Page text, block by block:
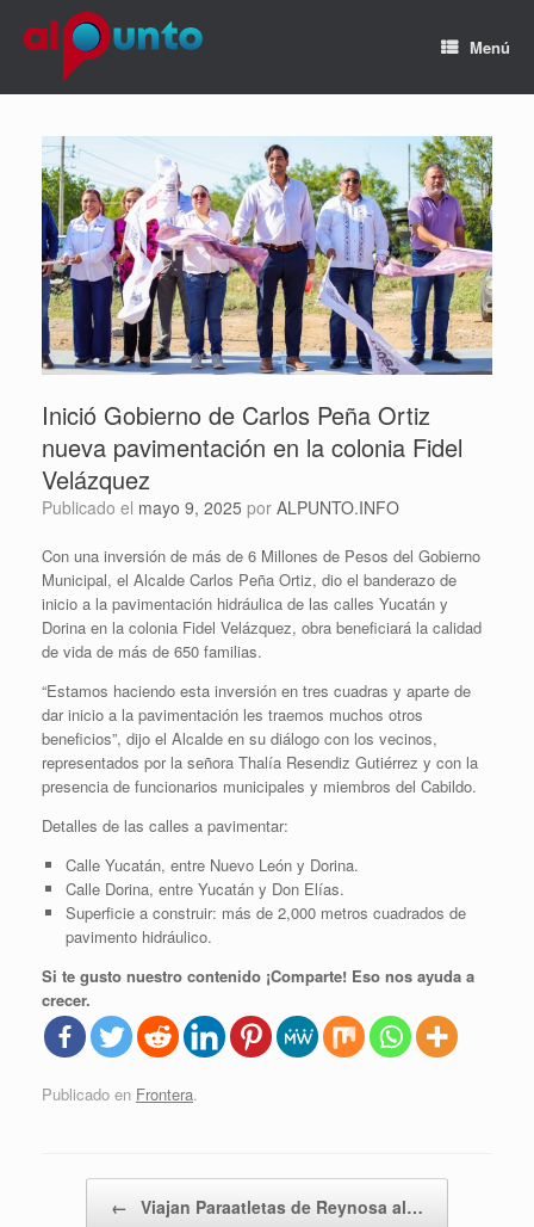
Menú
Inició Gobierno de Carlos Peña Ortiz
nueva pavimentación en la colonia Fidel
Velázquez
Publicado el mayo 9, 2025 por ALPUNTO.INFO
Con una inversión de más de 6 Millones de Pesos del Gobierno
Municipal, el Alcalde Carlos Peña Ortiz, dio el banderazo de
inicio a la pavimentación hidráulica de las calles Yucatán y
Dorina en la colonia Fidel Velázquez, obra beneficiará la calidad
de vida de más de 650 familias.
“Estamos haciendo esta inversión en tres cuadras y aparte de
dar inicio a la pavimentación les traemos muchos otros
beneficios”, dijo el Alcalde en su diálogo con los vecinos,
representados por la señora Thalía Resendiz Gutiérrez y con la
presencia de funcionarios municipales y miembros del Cabildo.
Detalles de las calles a pavimentar:
Calle Yucatán, entre Nuevo León y Dorina.
Calle Dorina, entre Yucatán y Don Elías.
Superficie a construir: más de 2,000 metros cuadrados de
pavimento hidráulico.
Si te gusto nuestro contenido ¡Comparte! Eso nos ayuda a
crecer.
Publicado en Frontera.
← Viajan Paraatletas de Reynosa al…